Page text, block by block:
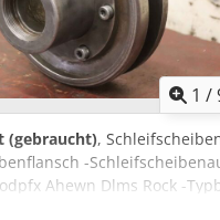
1 /
(gebraucht),
-
Ahewn Dlms Rock -
ges. Ø 180 x 105